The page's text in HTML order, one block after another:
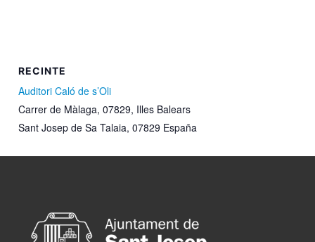
RECINTE
Auditori Caló de s’Oli
Carrer de Màlaga, 07829, Illes Balears
Sant Josep de Sa Talaia, 07829 España